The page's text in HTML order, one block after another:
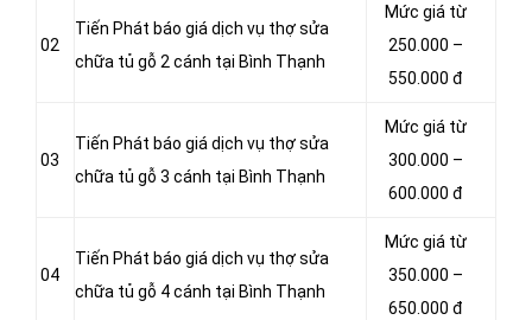
02
Tiến Phát báo giá dịch vụ thợ sửa
chữa tủ gỗ 2 cánh tại Bình Thạnh
Mức giá từ
250.000 –
550.000 đ
03
Tiến Phát báo giá dịch vụ thợ sửa
chữa tủ gỗ 3 cánh tại Bình Thạnh
Mức giá từ
300.000 –
600.000 đ
04
Tiến Phát báo giá dịch vụ thợ sửa
chữa tủ gỗ 4 cánh tại Bình Thạnh
Mức giá từ
350.000 –
650.000 đ